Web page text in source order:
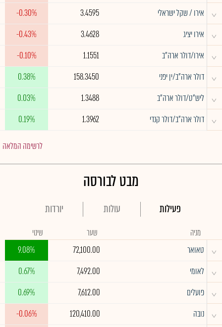
^ אירו / שקל ישראלי 3.4595
-0.30%
^ אירו יציג 3.4628
-0.43%
^ אירו/דולר ארה"ב 1.1551
-0.10%
^ דולר ארה"ב/ין יפני 158.3450
0.38%
^ ליש"ט/דולר ארה"ב 1.3488
0.03%
^ דולר ארה"ב/דולר קנדי 1.3962
0.19%
לרשימה המלאה
מבט לבורסה
פעילות עולות יורדות
מניה שער שינוי
^ טאואר 72,100.00
9.08%
^ לאומי 7,492.00
0.67%
^ פועלים 7,612.00
0.69%
^ נובה 120,410.00
-0.06%